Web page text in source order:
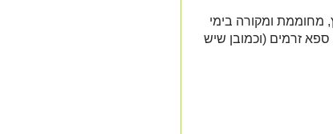
מחוממת ומקורה בימי
ספא זרמים (וכמובן שיש